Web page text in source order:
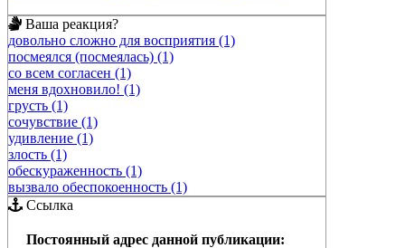
Ваша реакция?
довольно сложно для восприятия (1)
посмеялся (посмеялась) (1)
со всем согласен (1)
меня вдохновило! (1)
грусть (1)
сочувствие (1)
удивление (1)
злость (1)
обескураженность (1)
вызвало обеспокоенность (1)
Ссылка
Постоянный адрес данной публикации: